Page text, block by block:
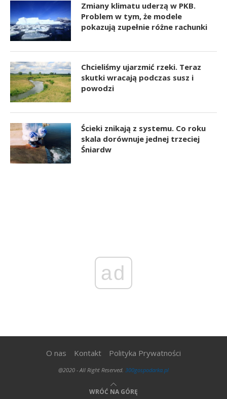
Zmiany klimatu uderzą w PKB.
Problem w tym, że modele
pokazują zupełnie różne rachunki
Chcieliśmy ujarzmić rzeki. Teraz
skutki wracają podczas susz i
powodzi
Ścieki znikają z systemu. Co roku
skala dorównuje jednej trzeciej
Śniardw
ad
O nas Kontakt Polityka Prywatności
@2020 - All Right Reserved. 300gospodarka.pl
WRÓĆ NA GÓRĘ